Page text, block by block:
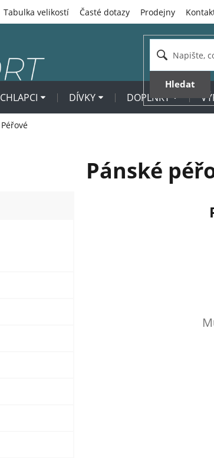
Tabulka velikostí Časté dotazy Prodejny
Hledat
CHLAPCI DÍVKY DOPLŇKY
Péřové
Pánské